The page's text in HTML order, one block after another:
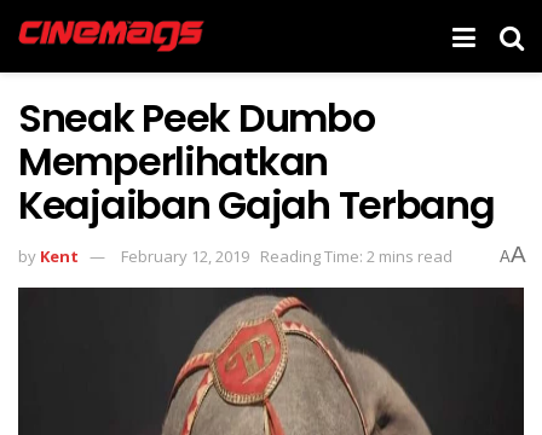
Sneak Peek Dumbo
Memperlihatkan
Keajaiban Gajah Terbang
by Kent February 12, 2019 Reading Time: 2 mins read AA